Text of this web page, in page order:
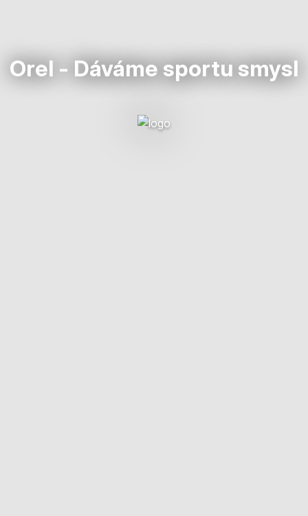
Orel - Dáváme sportu smysl